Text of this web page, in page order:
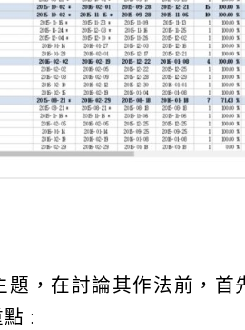
題，在討論其作法前，
: